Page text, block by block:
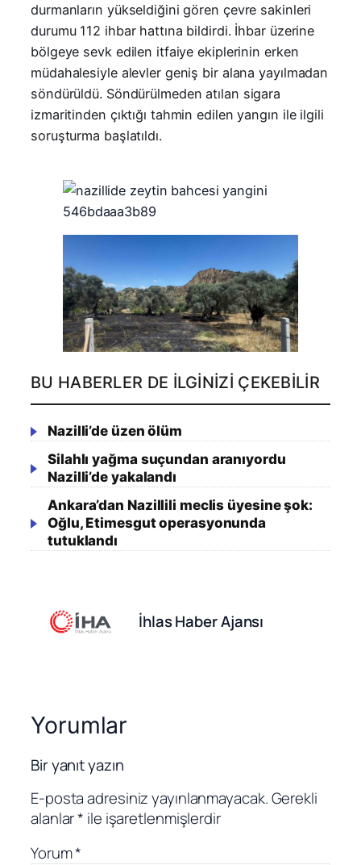
durmanların yükseldiğini gören çevre sakinleri
durumu 112 ihbar hattına bildirdi. İhbar üzerine
bölgeye sevk edilen itfaiye ekiplerinin erken
müdahalesiyle alevler geniş bir alana yayılmadan
söndürüldü. Söndürülmeden atılan sigara
izmaritinden çıktığı tahmin edilen yangın ile ilgili
soruşturma başlatıldı.
BU HABERLER DE İLGINIZI ÇEKEBILIR
Nazilli’de üzen ölüm
Silahlı yağma suçundan aranıyordu
Nazilli’de yakalandı
Ankara’dan Nazillili meclis üyesine şok:
Oğlu, Etimesgut operasyonunda
tutuklandı
İhlas Haber Ajansı
Yorumlar
Bir yanıt yazın
E-posta adresiniz yayınlanmayacak.Gerekli
alanlar* ile işaretlenmişlerdir
Yorum*